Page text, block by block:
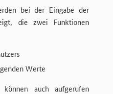
bei der Eingabe der
die zwei Funktionen
Werte
auch aufgerufen